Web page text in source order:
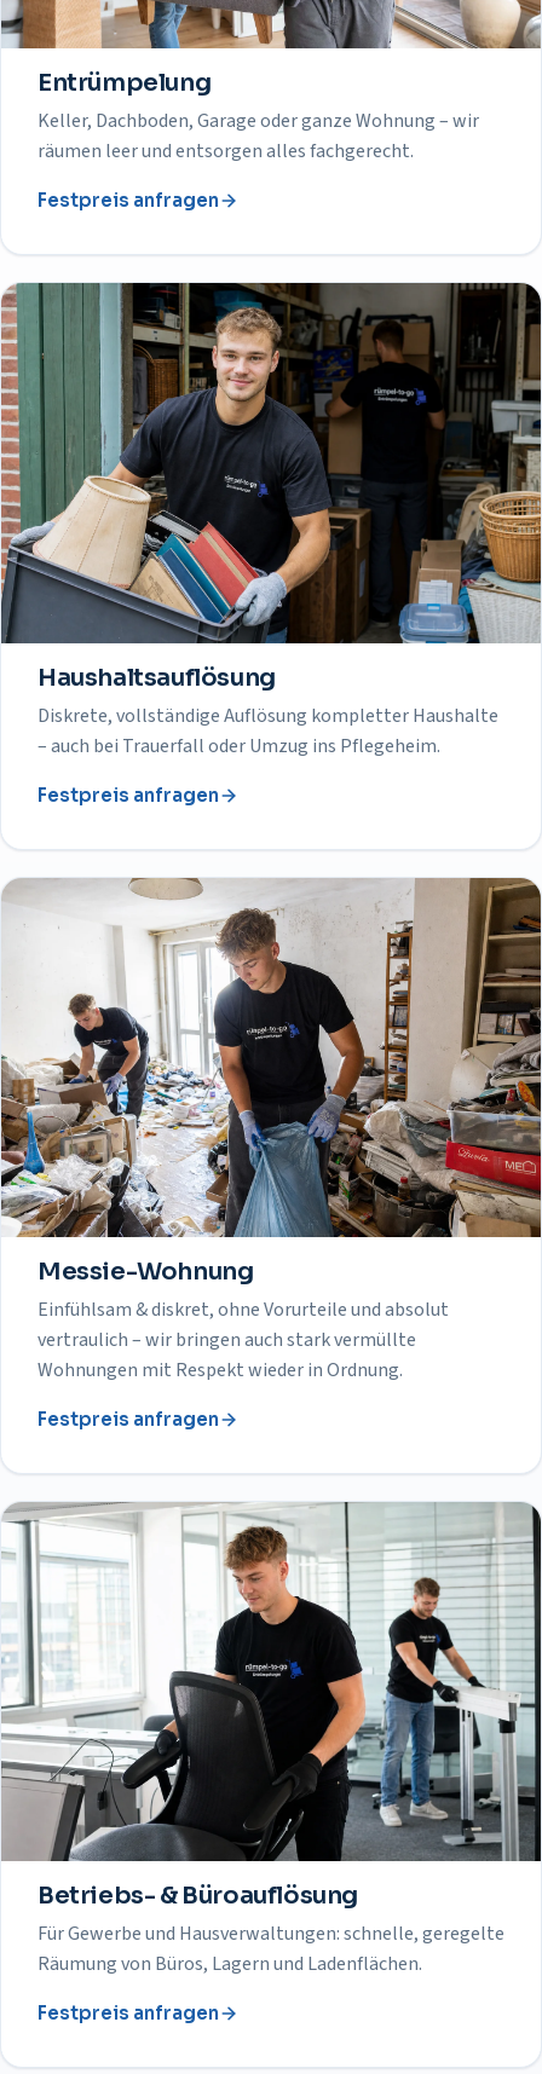
Entrümpelung
Keller, Dachboden, Garage oder ganze Wohnung – wir
räumen leer und entsorgen alles fachgerecht.
Festpreis anfragen
Haushaltsauflösung
Diskrete, vollständige Auflösung kompletter Haushalte
– auch bei Trauerfall oder Umzug ins Pflegeheim.
Festpreis anfragen
Messie-Wohnung
Einfühlsam & diskret, ohne Vorurteile und absolut
vertraulich – wir bringen auch stark vermüllte
Wohnungen mit Respekt wieder in Ordnung.
Festpreis anfragen
Betriebs- & Büroauflösung
Für Gewerbe und Hausverwaltungen: schnelle, geregelte
Räumung von Büros, Lagern und Ladenflächen.
Festpreis anfragen